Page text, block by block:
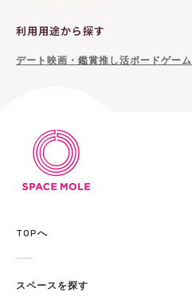
利用用途から探す
デート 映画・鑑賞推し活ボードゲーム
TOPへ
スペースを探す